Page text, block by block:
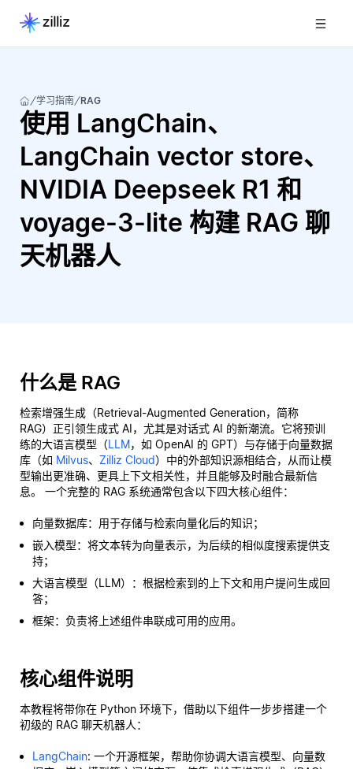
学习指南 RAG
使用 LangChain、
LangChain vector store、
NVIDIA Deepseek R1 和
voyage-3-lite 构建 RAG 聊
天机器人
什么是 RAG
检索增强生成（Retrieval-Augmented Generation，简称
RAG）正引领生成式 AI，尤其是对话式 AI 的新潮流。它将预训
练的大语言模型（LLM，如 OpenAI 的 GPT）与存储于向量数据
库（如 Milvus、 Zilliz Cloud）中的外部知识源相结合，从而让模
型输出更准确、更具上下文相关性，并且能够及时融合最新信
息。 一个完整的 RAG 系统通常包含以下四大核心组件：
向量数据库：用于存储与检索向量化后的知识；
嵌入模型：将文本转为向量表示，为后续的相似度搜索提供支
持；
大语言模型（LLM）：根据检索到的上下文和用户提问生成回
答；
框架：负责将上述组件串联成可用的应用。
核心组件说明
本教程将带你在 Python 环境下，借助以下组件一步步搭建一个
初级的 RAG 聊天机器人：
LangChain: 一个开源框架，帮助你协调大语言模型、向量数